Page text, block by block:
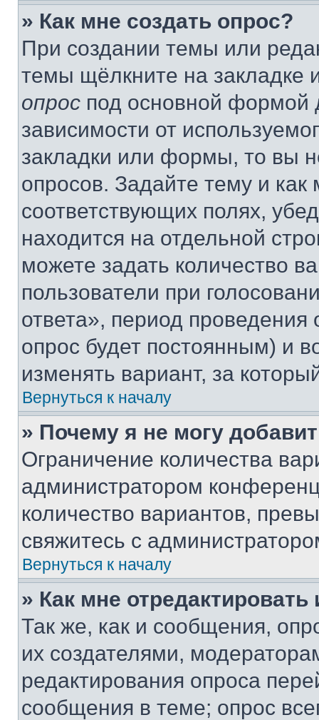
» Как мне создать опрос?
При создании темы или
темы щёлкните на
опрос под основной формой
зависимости от
закладки или формы, то вы
опросов. Задайте тему и
соответствующих полях,
находится на отдельной
можете задать количество
пользователи при
ответа», период проведения
опрос будет постоянным) и
изменять вариант, за
Вернуться к началу
» Почему я не могу
Ограничение количества
администратором
количество вариантов,
свяжитесь с
Вернуться к началу
» Как мне
Так же, как и сообщения,
их создателями,
редактирования опроса
сообщения в теме; опрос